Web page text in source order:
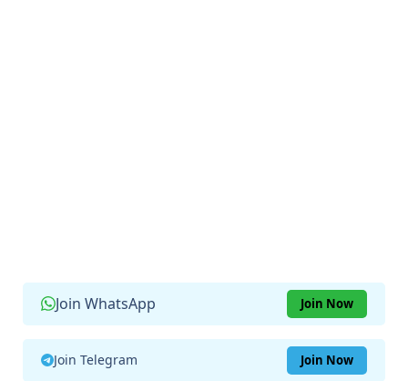
Join WhatsApp Join Now
Join Telegram Join Now